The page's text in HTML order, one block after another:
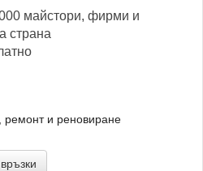
майстори, фирми и
страна
ремонт и реновиране